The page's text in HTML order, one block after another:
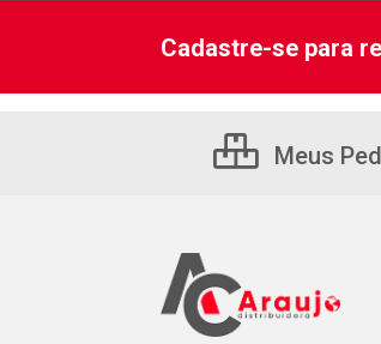
Cadastre-se para
Meus